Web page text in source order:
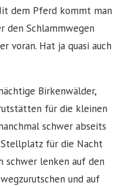
dem Pferd kommt man
den Schlammwegen
voran. Hat ja quasi auch
Birkenwälder,
für die kleinen
schwer abseits
für die Nacht
schwer lenken auf den
und auf